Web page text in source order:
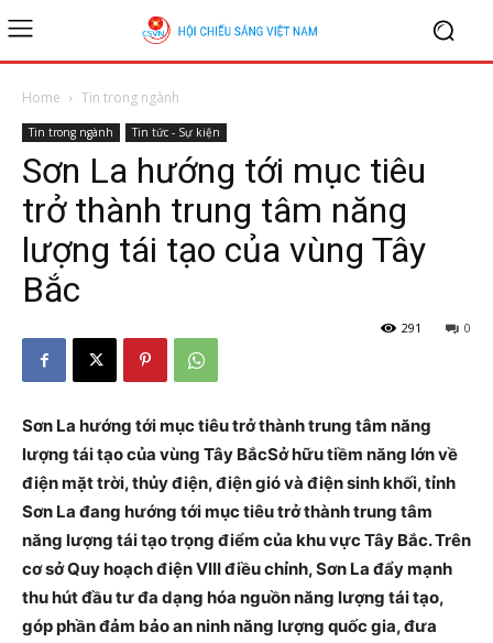
Home Tin trong ngành
Tin trong ngành Tin tức - Sự kiện
Sơn La hướng tới mục tiêu
trở thành trung tâm năng
lượng tái tạo của vùng Tây
Bắc
0
291
Sơn La hướng tới mục tiêu trở thành trung tâm năng
lượng tái tạo của vùng Tây BắcSở hữu tiềm năng lớn về
điện mặt trời, thủy điện, điện gió và điện sinh khối, tỉnh
Sơn La đang hướng tới mục tiêu trở thành trung tâm
năng lượng tái tạo trọng điểm của khu vực Tây Bắc. Trên
cơ sở Quy hoạch điện VIII điều chỉnh, Sơn La đẩy mạnh
thu hút đầu tư đa dạng hóa nguồn năng lượng tái tạo,
góp phần đảm bảo an ninh năng lượng quốc gia, đưa